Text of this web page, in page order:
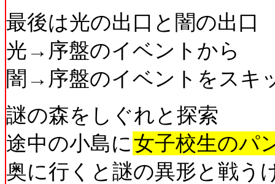
最後は光の出口と闇の出口
光→序盤のイベントから
闇→序盤のイベントをスキ
謎の森をしぐれと探索
途中の小島に女子校生のパ
奥に行くと謎の異形と戦う